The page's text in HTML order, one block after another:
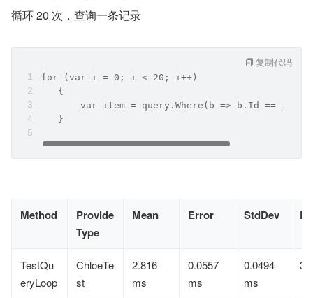
循环 20 次，查询一条记录
for (var i = 0; i < 20; i++)
   {
var item = query.Where(b => b.Id ==
   }
复制代码
Method
Provide
Type
Mean Error StdDev
TestQu
eryLoop
ChloeTe
st
2.816
ms
0.0557
ms
0.0494
ms
3